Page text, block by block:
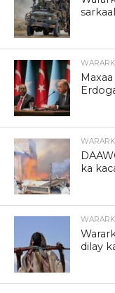
ka
dilay